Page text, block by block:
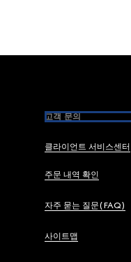
고객 문의
클라이언트 서비스센터
주문 내역 확인
자주 묻는 질문(FAQ)
사이트맵